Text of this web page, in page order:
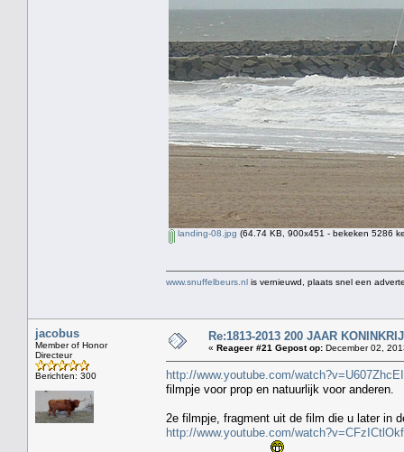
landing-08.jpg (64.74 KB, 900x451 - bekeken 5286
www.snuffelbeurs.nl is vernieuwd, plaats snel een
jacobus
Member of Honor
Directeur
Berichten: 300
Re:1813-2013 200 JAAR
« Reageer #21 Gepost op: December 02,
http://www.youtube.com/
filmpje voor prop en natuurlijk voor anderen.
2e filmpje, fragment uit de film die u later in
http://www.youtube.com/